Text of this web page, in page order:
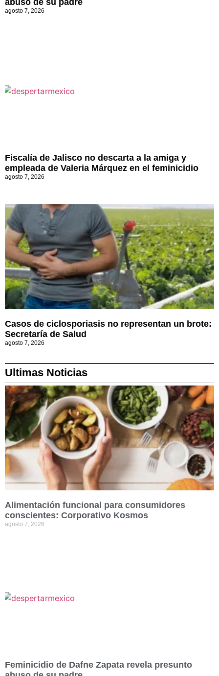
empleada de Valeria Márquez en el feminicidio
agosto 7, 2026
Casos de ciclosporiasis no representan un brote:
Secretaría de Salud
agosto 7, 2026
Alimentación funcional para consumidores
conscientes: Corporativo Kosmos
agosto 7, 2026
abuso de su padre
agosto 7, 2026